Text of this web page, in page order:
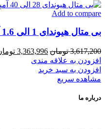
Add to compare
بی متال هیوندای 1 الی 1.6 آمپر سایز 18AF
3,617,200 تومان قیمت
اصلی
3,363,996
افزودن به علاقه مندی
افزودن به سبد خرید
مشاهده سریع
درباره ما